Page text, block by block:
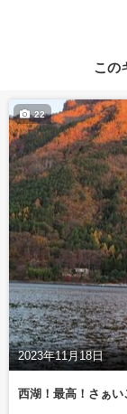
この
2023年11月18日
22
西湖！最高！さぁい